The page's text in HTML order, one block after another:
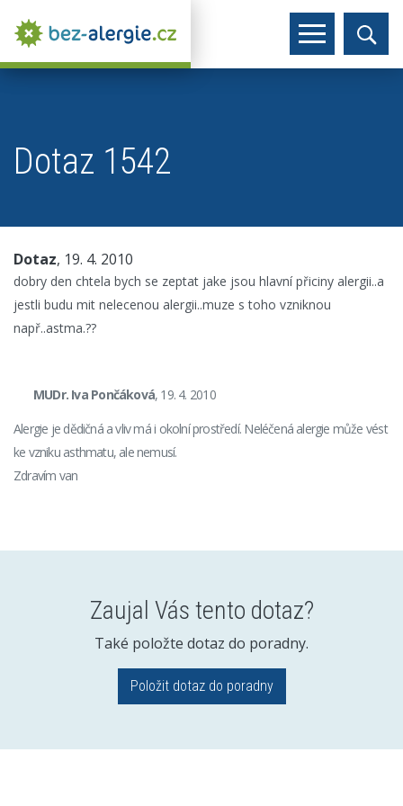
Dotaz 1542
Dotaz, 19. 4. 2010
dobry den chtela bych se zeptat jake jsou hlavní přiciny alergii..a
jestli budu mit nelecenou alergii..muze s toho vzniknou
např..astma.??
MUDr. Iva Pončáková, 19. 4. 2010
Alergie je dědičná a vliv má i okolní prostředí. Neléčená alergie může vést
ke vzniku asthmatu, ale nemusí.
Zdravím van
Zaujal Vás tento dotaz?
Také položte dotaz do poradny.
Položit dotaz do poradny